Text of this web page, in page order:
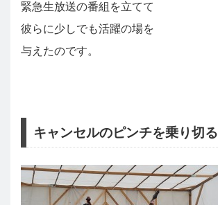
緊急生放送の番組を立てて
彼らに少しでも活躍の場を
与えたのです。
キャンセルのピンチを乗り切る